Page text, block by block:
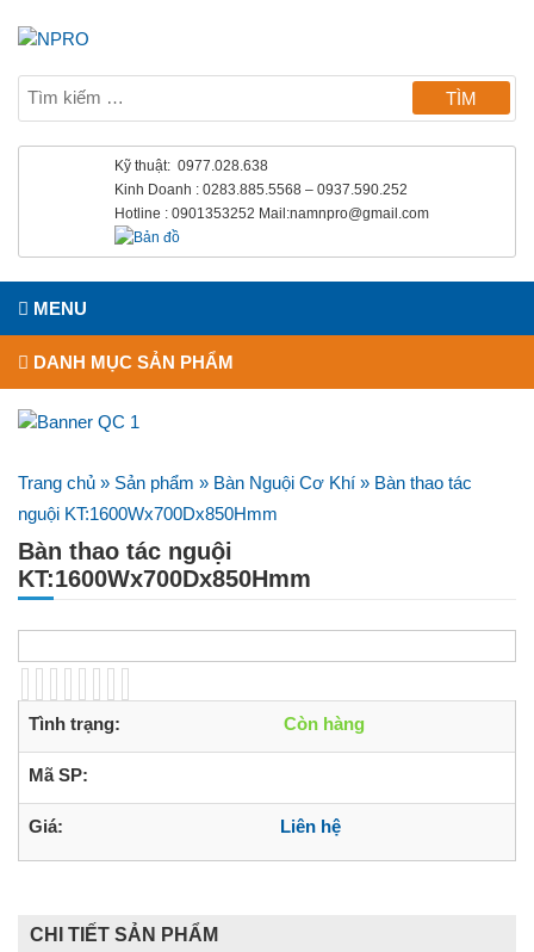
Kỹ thuật: 0977.028.638
Kinh Doanh : 0283.885.5568 – 0937.590.252
Hotline : 0901353252 Mail:namnpro@gmail.com
MENU
DANH MỤC SẢN PHẨM
Trang chủ » Sản phẩm » Bàn Nguội Cơ Khí » Bàn thao tác
nguội KT:1600Wx700Dx850Hmm
Bàn thao tác nguội
KT:1600Wx700Dx850Hmm
Tình trạng: Còn hàng
Mã SP:
Giá: Liên hệ
CHI TIẾT SẢN PHẨM